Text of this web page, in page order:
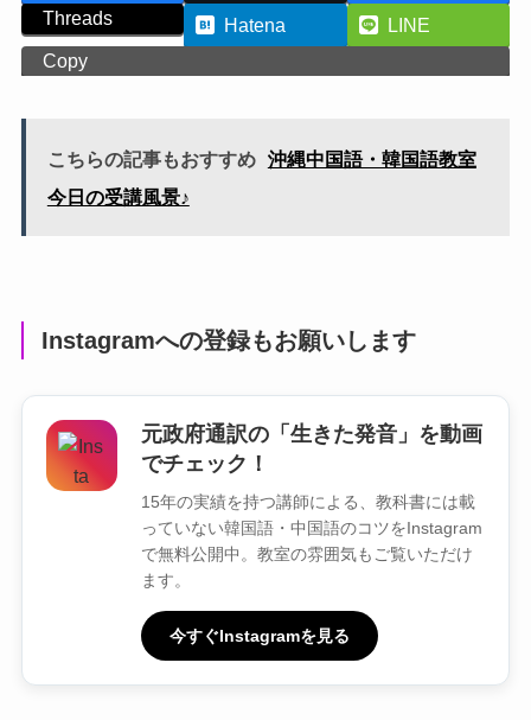
Threads
Hatena
LINE
Copy
こちらの記事もおすすめ 沖縄中国語・韓国語教室
今日の受講風景♪
Instagramへの登録もお願いします
元政府通訳の「生きた発音」を動画
でチェック！
15年の実績を持つ講師による、教科書には載
っていない韓国語・中国語のコツをInstagram
で無料公開中。教室の雰囲気もご覧いただけ
ます。
今すぐInstagramを見る